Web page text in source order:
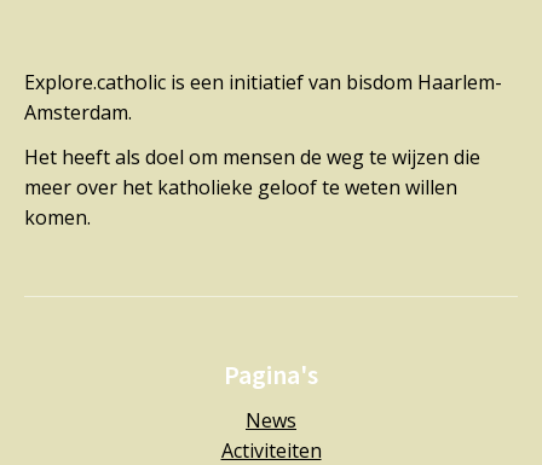
Explore.catholic is een initiatief van bisdom Haarlem-
Amsterdam.
Het heeft als doel om mensen de weg te wijzen die
meer over het katholieke geloof te weten willen
komen.
Pagina's
News
Activiteiten